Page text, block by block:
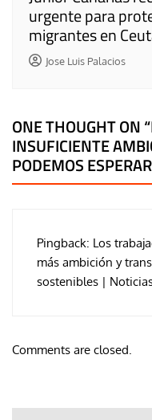
urgente para
migrantes en
Jose Luis Palacios
ONE THOUGHT ON “
INSUFICIENTE
PODEMOS
Pingback: Los
más ambición y
sostenibles |
Comments are closed.